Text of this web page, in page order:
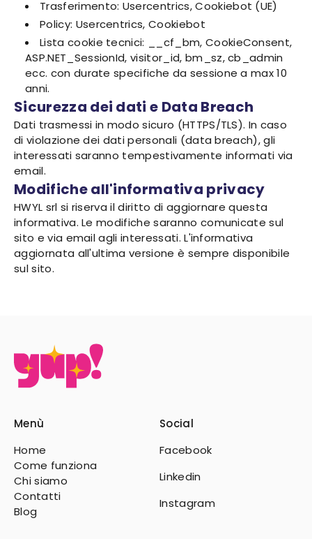
Trasferimento: Usercentrics, Cookiebot (UE)
Policy: Usercentrics, Cookiebot
Lista cookie tecnici: __cf_bm, CookieConsent,
ASP.NET_SessionId, visitor_id, bm_sz, cb_admin
ecc. con durate specifiche da sessione a max 10
anni.
Sicurezza dei dati e Data Breach
Dati trasmessi in modo sicuro (HTTPS/TLS). In caso
di violazione dei dati personali (data breach), gli
interessati saranno tempestivamente informati via
email.
Modifiche all'informativa privacy
HWYL srl si riserva il diritto di aggiornare questa
informativa. Le modifiche saranno comunicate sul
sito e via email agli interessati. L'informativa
aggiornata all'ultima versione è sempre disponibile
sul sito.
Menù
Home
Come funziona
Chi siamo
Contatti
Blog
Social
Facebook
Linkedin
Instagram